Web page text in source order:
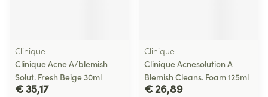
Clinique
Clinique Acne A/blemish
Solut. Fresh Beige 30ml
€ 35,17
Clinique
Clinique Acnesolution A
Blemish Cleans. Foam 125ml
€ 26,89